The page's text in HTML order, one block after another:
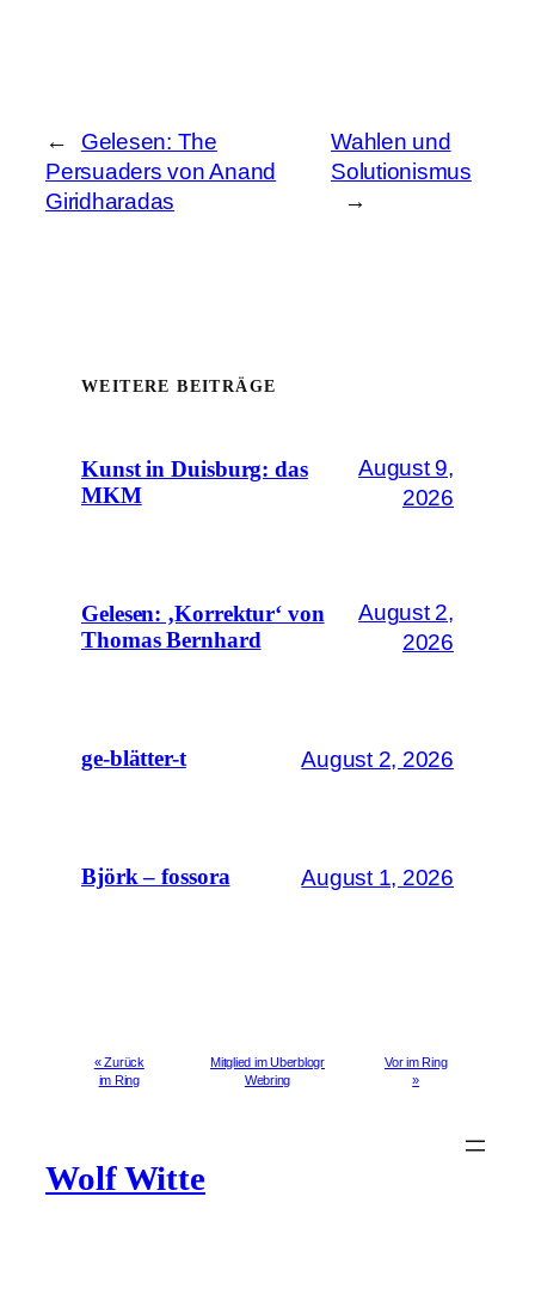
←
Gelesen: The
Persuaders von Anand
Giridharadas
Wahlen und
Solutionismus
→
WEITERE BEITRÄGE
Kunst in Duisburg: das
MKM
August 9,
2026
Gelesen: ‚Korrektur‘ von
Thomas Bernhard
August 2,
2026
ge-blätter-t August 2, 2026
Björk – fossora August 1, 2026
« Zurück
im Ring
Mitglied im Uberblogr
Webring
Vor im Ring
»
Wolf Witte